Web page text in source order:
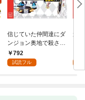
信じていた仲間達にダ
ンジョン奥地で殺され
かけたがギフト『無限
ガチャ』でレベル９９
792
試読フル
追
強
～